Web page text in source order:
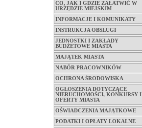
CO, JAK I GDZIE ZAŁATWIĆ W
URZĘDZIE MIEJSKIM
INFORMACJE I KOMUNIKATY
INSTRUKCJA OBSŁUGI
JEDNOSTKI I ZAKŁADY
BUDŻETOWE MIASTA
MAJĄTEK MIASTA
NABÓR PRACOWNIKÓW
OCHRONA ŚRODOWISKA
OGŁOSZENIA DOTYCZĄCE
NIERUCHOMOŚCI, KONKURSY I
OFERTY MIASTA
OŚWIADCZENIA MAJĄTKOWE
PODATKI I OPŁATY LOKALNE